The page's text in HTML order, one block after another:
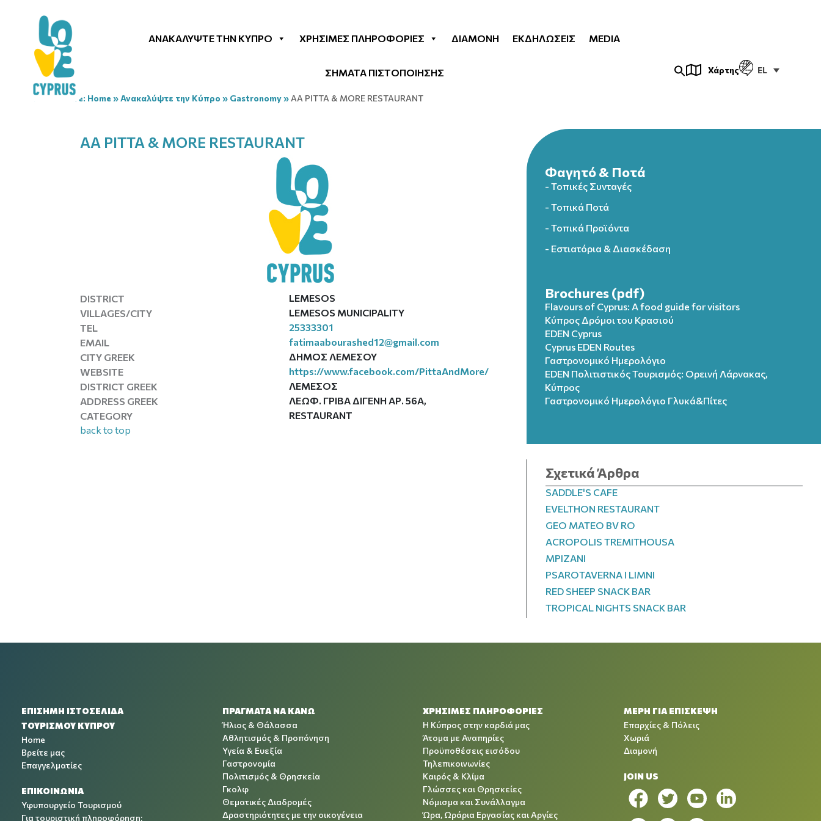
ΑΝΑΚΑΛΎΨΤΕ ΤΗΝ ΚΎΠΡΟ ΧΡΉΣΙΜΕΣ ΠΛΗΡΟΦΟΡΊΕΣ ΔΙΑΜΟΝΉ ΕΚΔΗΛΏΣΕΙΣ MEDIA
ΣΗΜΑΤΑ ΠΙΣΤΟΠΟΙΗΣΗΣ Χάρτης EL
You are here: Home »Ανακαλύψτε την Κύπρο » Gastronomy» AA PITTA & MORE RESTAURANT
AA PITTA & MORE RESTAURANT
DISTRICT
LEMESOS
VILLAGES/CITY
LEMESOS MUNICIPALITY
TEL
25333301
EMAIL
fatimaabourashed12@gmail.com
CITY GREEK
ΔΗΜΟΣ ΛΕΜΕΣΟΥ
WEBSITE
https://www.facebook.com/PittaAndMore/
DISTRICT GREEK
ΛΕΜΕΣΟΣ
ADDRESS GREEK
ΛΕΩΦ. ΓΡΙΒΑ ΔΙΓΕΝΗ ΑΡ. 56Α,
CATEGORY
RESTAURANT
back to top
Φαγητό & Ποτά
- Τοπικές Συνταγές
- Τοπικά Ποτά
- Τοπικά Προϊόντα
- Εστιατόρια & Διασκέδαση
Brochures (pdf)
Flavours of Cyprus: A food guide for visitors
Κύπρος Δρόμοι του Κρασιού
EDEN Cyprus
Cyprus EDEN Routes
Γαστρονομικό Ημερολόγιο
EDEN Πολιτιστικός Τουρισμός: Ορεινή Λάρνακας,
Κύπρος
Γαστρονομικό Ημερολόγιo Γλυκά&Πίτες
Σχετικά Άρθρα
SADDLE'S CAFE
EVELTHON RESTAURANT
GEO MATEO BV RO
ACROPOLIS TREMITHOUSA
MPIZANI
PSAROTAVERNA I LIMNI
RED SHEEP SNACK BAR
TROPICAL NIGHTS SNACK BAR
ΕΠΙΣΗΜΗ ΙΣΤΟΣΕΛΙΔΑ
ΤΟΥΡΙΣΜΟΥ ΚΥΠΡΟΥ
Home
Βρείτε μας
Επαγγελματίες
ΕΠΙΚΟΙΝΩΝΙΑ
Υφυπουργείο Τουρισμού
Για τουριστική πληροφόρηση:
ΠΡΑΓΜΑΤΑ ΝΑ ΚΑΝΩ
Ήλιος & Θάλασσα
Αθλητισμός & Προπόνηση
Υγεία & Ευεξία
Γαστρονομία
Πολιτισμός & Θρησκεία
Γκολφ
Θεματικές Διαδρομές
Δραστηριότητες με την οικογένεια
ΧΡΉΣΙΜΕΣ ΠΛΗΡΟΦΟΡΊΕΣ
Η Κύπρος στην καρδιά μας
Άτομα με Αναπηρίες
Προϋποθέσεις εισόδου
Τηλεπικοινωνίες
Καιρός & Κλίμα
Γλώσσες και Θρησκείες
Νόμισμα και Συνάλλαγμα
Ώρα, Ωράρια Εργασίας και Αργίες
ΜΕΡΗ ΓΙΑ ΕΠΙΣΚΕΨΗ
Επαρχίες & Πόλεις
Χωριά
Διαμονή
JOIN US